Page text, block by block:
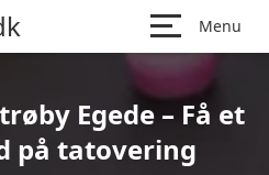
Menu
Egede – Få et
på tatovering